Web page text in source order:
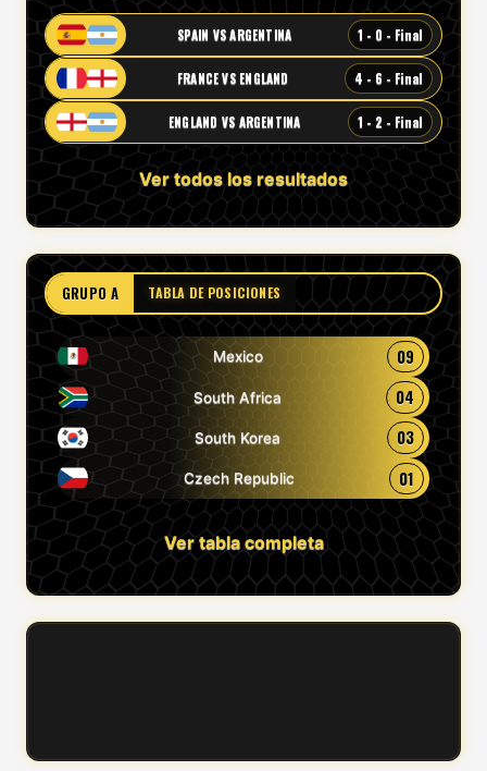
SPAIN VS ARGENTINA 1 - 0 - Final
FRANCE VS ENGLAND 4 - 6 - Final
ENGLAND VS ARGENTINA 1 - 2 - Final
Ver todos los resultados
GRUPO A TABLA DE POSICIONES
Mexico 09
South Africa 04
South Korea 03
Czech Republic 01
Ver tabla completa